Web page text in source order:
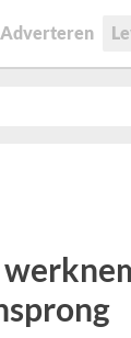
Adverteren